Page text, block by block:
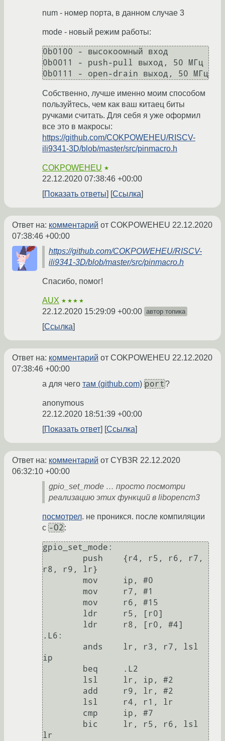
num - номер порта, в данном случае 3
mode - новый режим работы:
0b0100 - высокоомный вход
0b0011 - push-pull выход, 50 МГц
Собственно, лучше именно моим способом
пользуйтесь, чем как ваш китаец биты
ручками считать. Для себя я уже оформил
все это в макросы:
https://github.com/COKPOWEHEU/RISCV-
ili9341-3D/blob/master/src/pinmacro.h
COKPOWEHEU ★
22.12.2020 07:38:46 +00:00
Показать ответы
Ссылка
Ответ на: комментарий от COKPOWEHEU 22.12.2020
07:38:46 +00:00
https://github.com/COKPOWEHEU/RISCV-
ili9341-3D/blob/master/src/pinmacro.h
Спасибо, помог!
AUX ★★★★
22.12.2020 15:29:09 +00:00 автор топика
Ссылка
Ответ на: комментарий от COKPOWEHEU 22.12.2020
07:38:46 +00:00
а для чего там (github.com) port?
anonymous
22.12.2020 18:51:39 +00:00
Показать ответ
Ссылка
Ответ на: комментарий от CYB3R 22.12.2020
06:32:10 +00:00
gpio_set_mode … просто посмотри
реализацию этих функций в libopencm3
посмотрел. не проникся. после компиляции
с -O2:
gpio_set_mode:
r8, r9, lr}
.L6:
ip
lr